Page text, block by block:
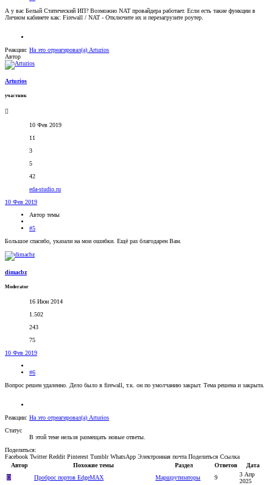
А у вас Белый Статический ИП? Возможно NAT провайдера работает. Если есть такие функции в
Личном кабинете как: Firewall / NAT - Отключите их и перезагрузите роутер.
Реакции: На это отреагировал(а) Arturios
Автор
Arturios
участник
10 Фев 2019
11
3
5
42
eda-studio.ru
10 Фев 2019
Автор темы
#5
Большое спасибо, указали на мои ошибки. Ещё раз благодарен Вам.
dimacbz
Moderator
16 Июн 2014
1.502
243
75
10 Фев 2019
#6
Вопрос решен удаленно. Дело было в firewall, т.к. он по умолчанию закрыт. Тема решена и закрыта.
Реакции: На это отреагировал(а) Arturios
Статус
В этой теме нельзя размещать новые ответы.
Поделиться:
Facebook Twitter Reddit Pinterest Tumblr WhatsApp Электронная почта Поделиться Ссылка
Автор
Похожие темы Раздел Ответов
Дата
D
Проброс портов EdgeMAX Маршрутизаторы 9
3 Апр
2025